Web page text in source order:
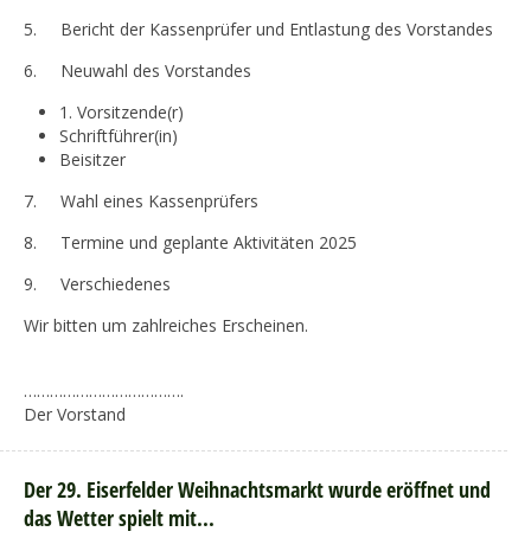
5. Bericht der Kassenprüfer und Entlastung des Vorstandes
6. Neuwahl des Vorstandes
1. Vorsitzende(r)
Schriftführer(in)
Beisitzer
7. Wahl eines Kassenprüfers
8. Termine und geplante Aktivitäten 2025
9. Verschiedenes
Wir bitten um zahlreiches Erscheinen.
……………………………….
Der Vorstand
Der 29. Eiserfelder Weihnachtsmarkt wurde eröffnet und
das Wetter spielt mit...